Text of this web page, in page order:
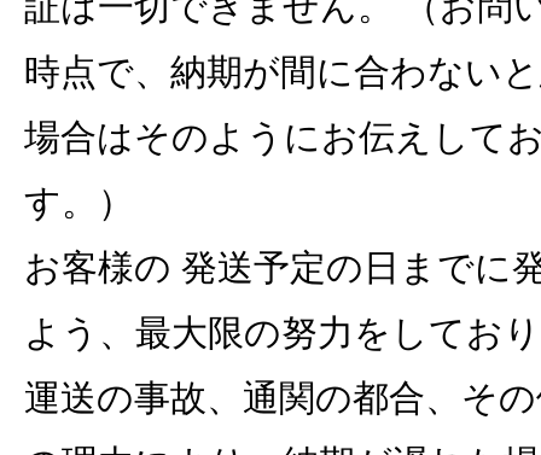
時点で、納期が間に合わない
場合はそのようにお伝えして
す。）
お客様の 発送予定の日までに
よう、最大限の努力をしてお
運送の事故、通関の都合、そ